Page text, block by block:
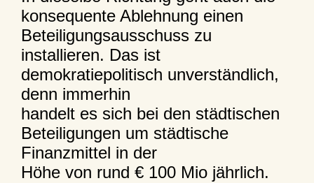
konsequente Ablehnung einen
Beteiligungsausschuss zu
installieren. Das ist
demokratiepolitisch unverständlich,
denn immerhin
handelt es sich bei den städtischen
Beteiligungen um städtische
Finanzmittel in der
Höhe von rund € 100 Mio jährlich.